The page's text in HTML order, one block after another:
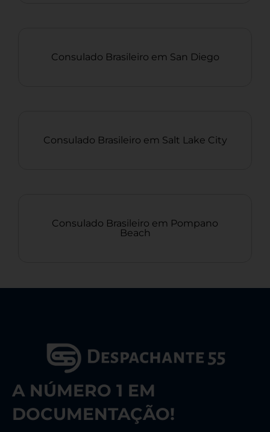
Consulado Brasileiro em San Diego
Consulado Brasileiro em Salt Lake City
Consulado Brasileiro em Pompano
Beach
A NÚMERO 1 EM
DOCUMENTAÇÃO!